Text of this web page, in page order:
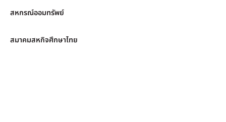
สหกรณ์ออมทรัพย์
สมาคมสหกิจศึกษาไทย